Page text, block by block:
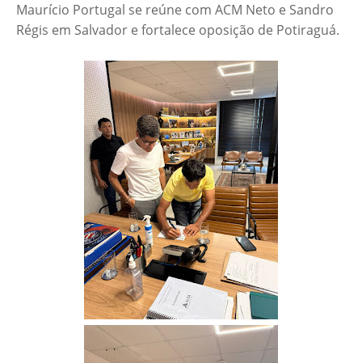
Maurício Portugal se reúne com ACM Neto e Sandro
Régis em Salvador e fortalece oposição de Potiraguá.